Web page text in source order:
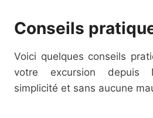
Conseils
Voici quelques conseils
votre excursion depuis
simplicité et sans aucune